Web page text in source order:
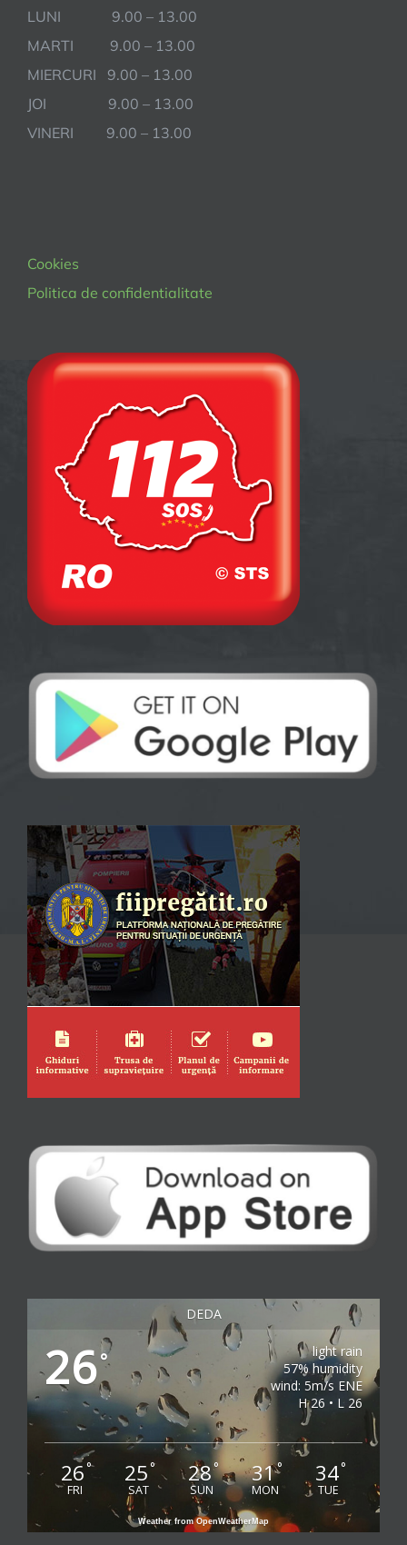
LUNI 9.00 – 13.00
MARTI 9.00 – 13.00
MIERCURI 9.00 – 13.00
JOI 9.00 – 13.00
VINERI 9.00 – 13.00
Cookies
Politica de confidentialitate
DEDA
26°
light rain
57% humidity
wind: 5m/s ENE
H 26 • L 26
26°
FRI
25°
SAT
28°
SUN
31°
MON
34°
TUE
Weather from OpenWeatherMap